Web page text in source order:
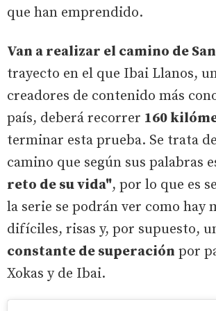
que han emprendido.
Van a realizar el camino de
trayecto en el que Ibai Llanos,
creadores de contenido más
país, deberá recorrer 160
terminar esta prueba. Se trata
camino que según sus palabras
reto de su vida", por lo que es
la serie se podrán ver como hay
difíciles, risas y, por supuesto,
constante de superación por
Xokas y de Ibai.